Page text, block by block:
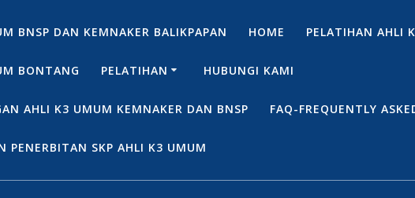
BNSP DAN KEMNAKER BALIKPAPAN HOME PELATIHAN AHLI
BONTANG PELATIHAN HUBUNGI KAMI
AHLI K3 UMUM KEMNAKER DAN BNSP FAQ-FREQUENTLY
PENERBITAN SKP AHLI K3 UMUM